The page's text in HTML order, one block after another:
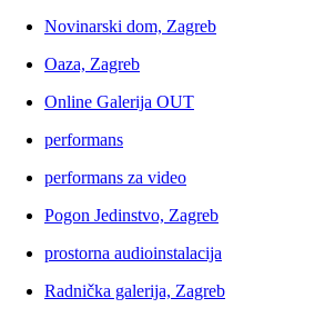
Novinarski dom, Zagreb
Oaza, Zagreb
Online Galerija OUT
performans
performans za video
Pogon Jedinstvo, Zagreb
prostorna audioinstalacija
Radnička galerija, Zagreb